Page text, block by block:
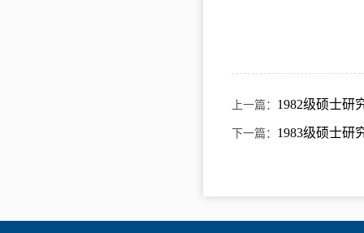
上一篇： 1982级硕士研
下一篇： 1983级硕士研